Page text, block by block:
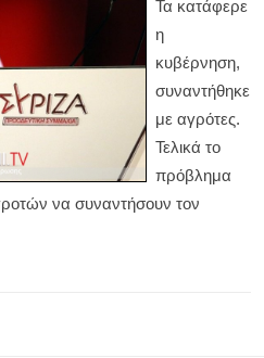
Τα κατάφερε
η
κυβέρνηση,
συναντήθηκε
με αγρότες.
Τελικά το
πρόβλημα
να συναντήσουν τον